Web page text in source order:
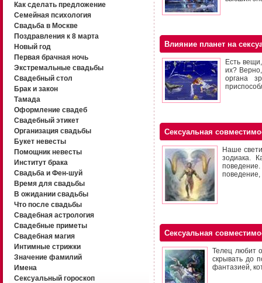
Как сделать предложение
Семейная психология
Свадьба в Москве
Поздравления к 8 марта
Новый год
Первая брачная ночь
Экстремальные свадьбы
Свадебный стол
Брак и закон
Тамада
Оформление свадеб
Свадебный этикет
Организация свадьбы
Букет невесты
Помощник невесты
Институт брака
Свадьба и Фен-шуй
Время для свадьбы
В ожидании свадьбы
Что после свадьбы
Свадебная астрология
Свадебные приметы
Свадебная магия
Интимные стрижки
Значение фамилий
Имена
Сексуальный гороскоп
Влияние планет на
Есть
их?
органа
Сексуальная
Наше
зодиака.
поведение,
Сексуальная
Телец любит
скрывать до
фантазией,